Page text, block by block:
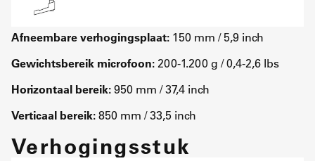
Afneembare verhogingsplaat: 150 mm / 5,9 inch
Gewichtsbereik microfoon: 200-1.200 g / 0,4-2,6 lbs
Horizontaal bereik:950 mm / 37,4 inch
Verticaal bereik:850 mm / 33,5 inch
Verhogingsstuk